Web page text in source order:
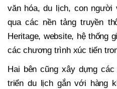
văn hóa, du lịch, con người
qua các nền tảng truyền
Heritage, website, hệ thống
các chương trình xúc tiến
Hai bên cũng xây dựng
triển du lịch gắn với hàng